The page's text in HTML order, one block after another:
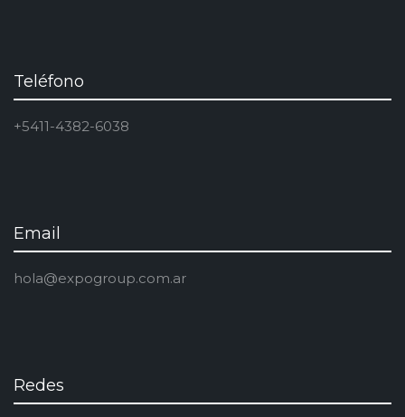
Teléfono
+5411-4382-6038
Email
hola@expogroup.com.ar
Redes